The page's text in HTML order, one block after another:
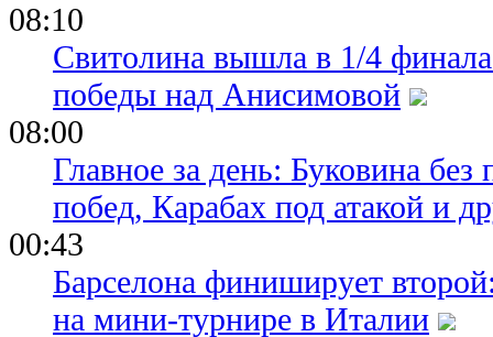
перешел в
08:10
Свитолина вышла в 1/4
победы над Анисимовой
08:00
Главное за день: Буковина
побед, Карабах под атакой и
00:43
Барселона финиширует
на мини-турнире в Италии